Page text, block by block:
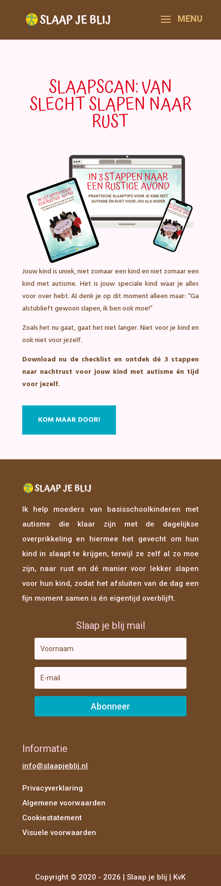
SLAAPSCAN: VAN
SLECHT SLAPEN NAAR
RUST
Jouw kind is uniek, niet zomaar een kind en niet zomaar een
kind met autisme. Het is jouw speciale kind waar je alles
voor over hebt. Al denk je op dit moment alleen maar: “Ga
alstublieft gewoon slapen, ik ben ook moe!”
Zoals het nu gaat, gaat het niet langer. Niet voor je kind en
ook niet voor jezelf.
Download nu de checklist en ontdek dé 3 stappen
naar nachtrust voor jouw kind met autisme én tijd
voor jezelf.
KOM MAAR DOOR!
Ik help moeders van basisschoolkinderen met
autisme die klaar zijn met de dagelijkse
overprikkeling en hiermee het gevecht om hun
kind in slaapt te krijgen, terwijl ze zelf al zo moe
zijn, naar rust en dé manier voor lekker slapen
voor hun kind, zodat het afsluiten van de dag een
fijn moment samen is én eigentijd overblijft.
Slaap je blij mail
Abonneer
Informatie
info@slaapjeblij.nl
Privacyverklaring
Algemene voorwaarden
Cookiestatement
Visuele voorwaarden
Copyright © 2020 - 2026 | Slaap je blij | KvK